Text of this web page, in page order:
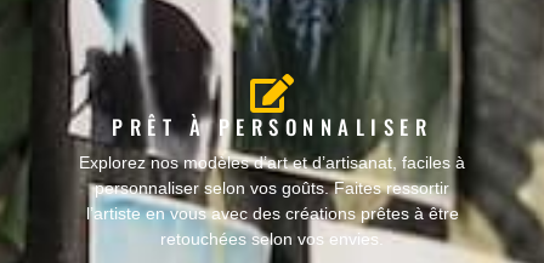
PRÊT À PERSONNALISER
Explorez nos modèles d’art et d’artisanat, faciles à
personnaliser selon vos goûts. Faites ressortir
l’artiste en vous avec des créations prêtes à être
retouchées selon vos envies.